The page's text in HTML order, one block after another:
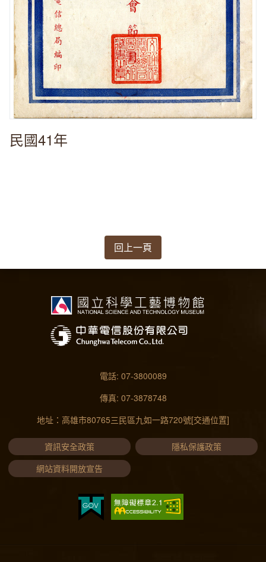
民國41年
回上一頁
電話: 07-3800089
傳真: 07-3878748
地址：高雄市80765三民區九如一路720號[交通位置]
資訊安全政策
隱私保護政策
網站資料開放宣告